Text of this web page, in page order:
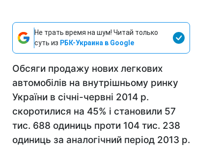
Не трать время на шум! Читай только
суть из РБК-Украина в Google
Обсяги продажу нових легкових
автомобілів на внутрішньому ринку
України в січні-червні 2014 р.
скоротилися на 45% і становили 57
тис. 688 одиниць проти 104 тис. 238
одиниць за аналогічний період 2013 р.